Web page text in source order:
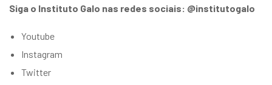
Siga o Instituto Galo nas redes sociais: @institutogalo
Youtube
Instagram
Twitter